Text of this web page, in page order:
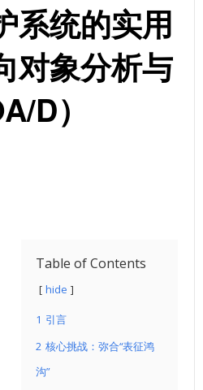
系统的实用
对象分析与
D）
Table of Contents
hide
1 引言
2 核心挑战：弥合“表征鸿
沟”